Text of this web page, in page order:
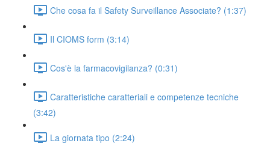
Che cosa fa il Safety Surveillance Associate? (1:37)
Il CIOMS form (3:14)
Cos'è la farmacovigilanza? (0:31)
Caratteristiche caratteriali e competenze tecniche
(3:42)
La giornata tipo (2:24)